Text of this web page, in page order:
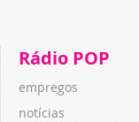
Rádio POP
empregos
notícias